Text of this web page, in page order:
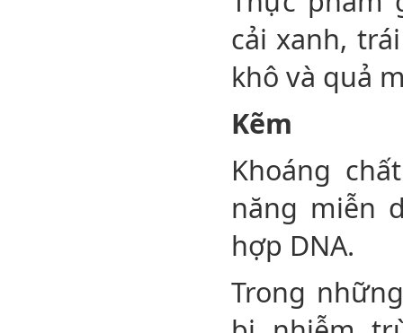
cải xanh,
khô và quả
Kẽm
Khoáng
năng miễn
hợp DNA.
Trong